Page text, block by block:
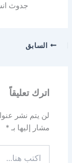
جدوث
السابق
اترك تعليقاً
لن يتم نشر
مشار إليها بـ*
هنا...